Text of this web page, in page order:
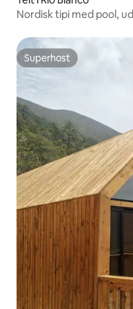
Nordisk tipi med pool,
Superhost
Superhost